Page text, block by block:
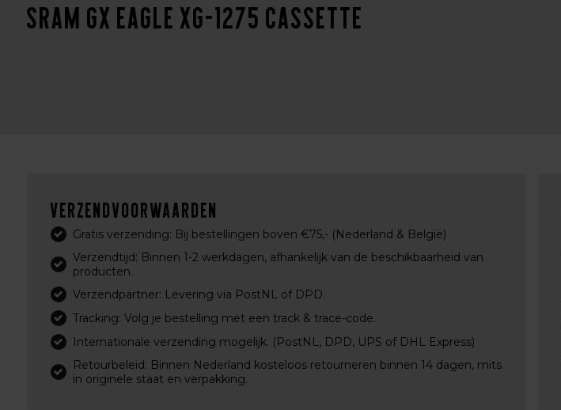
Sram GX Eagle XG-1275 Cassette
Verzendvoorwaarden
Gratis verzending: Bij bestellingen boven €75,- (Nederland & België)
Verzendtijd: Binnen 1-2 werkdagen, afhankelijk van de beschikbaarheid van
producten.
Verzendpartner: Levering via PostNL of DPD.
Tracking: Volg je bestelling met een track & trace-code.
Internationale verzending mogelijk. (PostNL, DPD, UPS of DHL Express)
Retourbeleid: Binnen Nederland kosteloos retourneren binnen 14 dagen, mits
in originele staat en verpakking.